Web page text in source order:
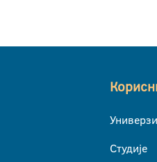
Студије